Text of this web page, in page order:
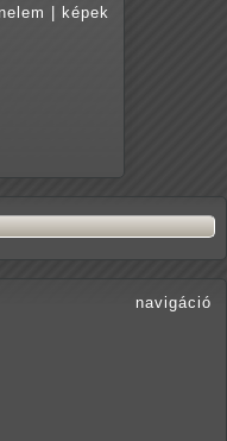
képek
navigáció